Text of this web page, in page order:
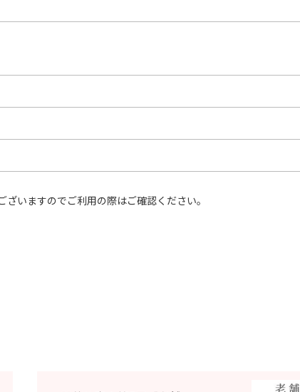
いますのでご利用の際はご確認ください。